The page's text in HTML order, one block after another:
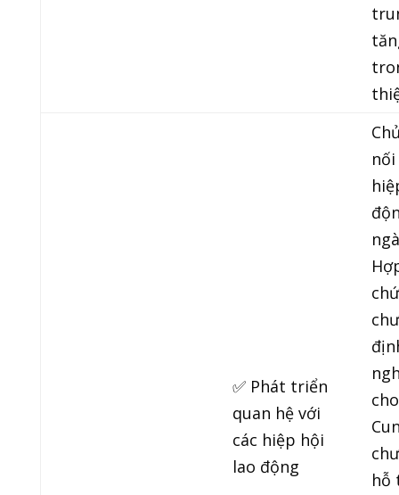
✅ Phát triển
quan hệ với
các hiệp hội
lao động
hỗ